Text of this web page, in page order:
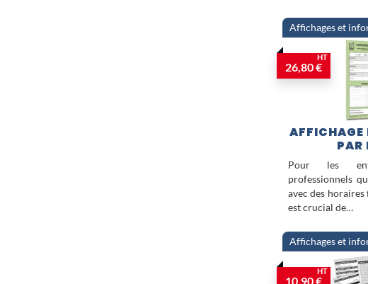
Affichages et
26,80 €
HT
AFFICHAGE
PAR
Pour les
professionnels
avec des horaires
est crucial de…
Affichages et
10,90 €
HT